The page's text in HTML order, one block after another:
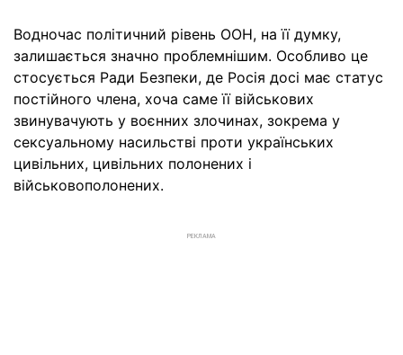
Водночас політичний рівень ООН, на її думку,
залишається значно проблемнішим. Особливо це
стосується Ради Безпеки, де Росія досі має статус
постійного члена, хоча саме її військових
звинувачують у воєнних злочинах, зокрема у
сексуальному насильстві проти українських
цивільних, цивільних полонених і
військовополонених.
РЕКЛАМА